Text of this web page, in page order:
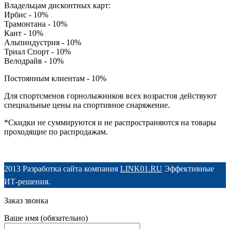
Владельцам дисконтных карт:
Ирбис - 10%
Трамонтана - 10%
Кант - 10%
Альпиндустрия - 10%
Триал Спорт - 10%
Велодрайв - 10%
Постоянным клиентам - 10%
Для спортсменов горнолыжников всех возрастов действуют
специальные цены на спортивное снаряжение.
*Скидки не суммируются и не распространяются на товары
проходящие по распродажам.
2013 Разработка сайта компания LINK01.RU Эффективные
ИТ-решения.
Заказ звонка
Ваше имя (обязательно)